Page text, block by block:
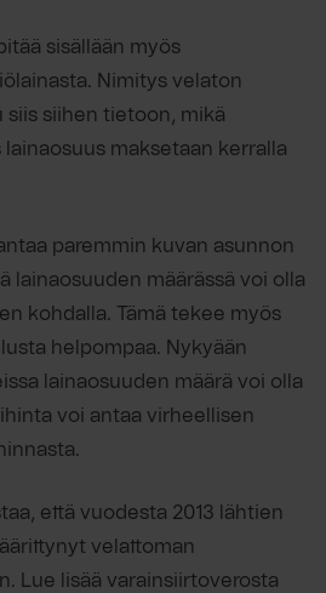
sisällään myös
Nimitys velaton
siihen tietoon, mikä
maksetaan kerralla
paremmin kuvan asunnon
lainaosuuden määrässä voi olla
kohdalla. Tämä tekee myös
helpompaa. Nykyään
lainaosuuden määrä voi olla
voi antaa virheellisen
että vuodesta 2013 lähtien
velattoman
Lue lisää varainsiirtoverosta